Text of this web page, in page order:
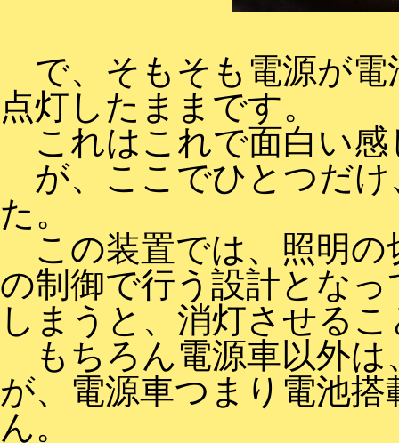
で、そもそも電源が電
点灯したままです。
これはこれで面白い感
が、ここでひとつだけ
た。
この装置では、照明の
の制御で行う設計とな
しまうと、消灯させる
もちろん電源車以外は
が、電源車つまり電池
ん。